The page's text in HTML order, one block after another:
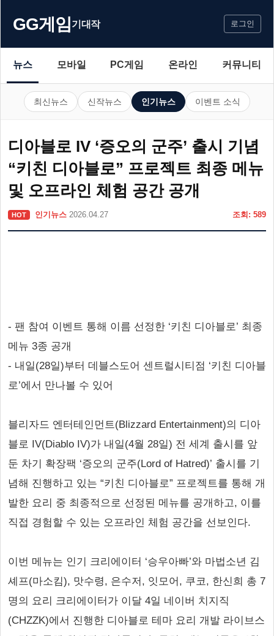
GG게임기대작 로그인
뉴스 모바일 PC게임 온라인 커뮤니티
최신뉴스 신작뉴스 인기뉴스 이벤트 소식
디아블로 IV ‘증오의 군주’ 출시 기념
“키친 디아블로” 프로젝트 최종 메뉴
및 오프라인 체험 공간 공개
HOT 인기뉴스 2026.04.27 조회: 589
- 팬 참여 이벤트 통해 이름 선정한 ‘키친 디아블로’ 최종
메뉴 3종 공개
- 내일(28일)부터 데블스도어 센트럴시티점 ‘키친 디아블
로’에서 만나볼 수 있어
블리자드 엔터테인먼트(Blizzard Entertainment)의 디아
블로 IV(Diablo IV)가 내일(4월 28일) 전 세계 출시를 앞
둔 차기 확장팩 ‘증오의 군주(Lord of Hatred)’ 출시를 기
념해 진행하고 있는 “키친 디아블로” 프로젝트를 통해 개
발한 요리 중 최종적으로 선정된 메뉴를 공개하고, 이를
직접 경험할 수 있는 오프라인 체험 공간을 선보인다.
이번 메뉴는 인기 크리에이터 ‘승우아빠’와 마법소년 김
셰프(마소킴), 맛수령, 은수저, 잇모어, 쿠코, 한신희 총 7
명의 요리 크리에이터가 이달 4일 네이버 치지직
(CHZZK)에서 진행한 디아블로 테마 요리 개발 라이브스